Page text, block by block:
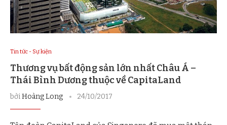
Tin tức - Sự kiện
Thương vụ bất động sản lớn nhất Châu Á –
Thái Bình Dương thuộc về CapitaLand
bởiHoàng Long 24/10/2017